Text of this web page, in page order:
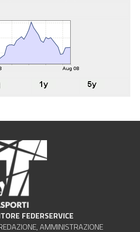
FEDERSERVICE
AMMINISTRAZIONE